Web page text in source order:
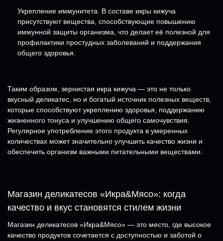
Укрепление иммунитета. В составе икры кижуча
присутствуют вещества, способствующие повышению
иммунной защиты организма, что делает её полезной для
профилактики простудных заболеваний и поддержания
общего здоровья.
Таким образом, зернистая икра кижуча — это не только
вкусный деликатес, но и богатый источник полезных веществ,
которые способствуют укреплению здоровья, поддержанию
жизненного тонуса и улучшению общего самочувствия.
Регулярное употребление этого продукта в умеренных
количествах может значительно улучшить качество жизни и
обеспечить организм важными питательными веществами.
Магазин деликатесов «Икра&Мясо»: когда
качество и вкус становятся стилем жизни
Магазин деликатесов «Икра&Мясо» — это место, где высокое
качество продуктов сочетается с доступностью и заботой о